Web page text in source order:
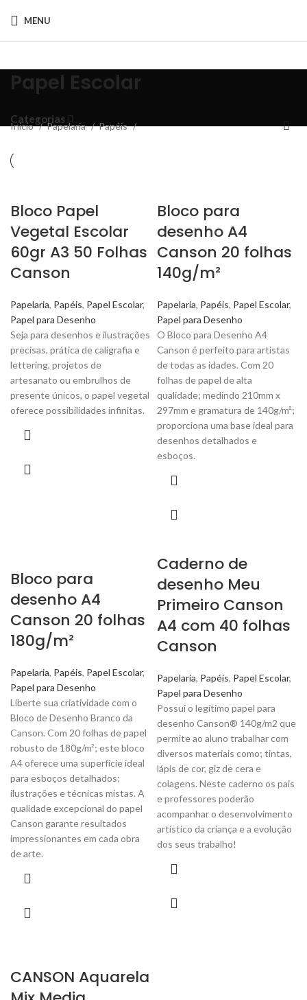
MENU
Papel Escolar
Categorias
Início Papelaria Papéis
Bloco Papel
Vegetal Escolar
60gr A3 50 Folhas
Canson
Papelaria, Papéis, Papel Escolar,
Papel para Desenho
Seja para desenhos e ilustrações
precisas, prática de caligrafia e
lettering, projetos de
artesanato ou embrulhos de
presente únicos, o papel vegetal
oferece possibilidades infinitas.
Bloco para
desenho A4
Canson 20 folhas
140g/m²
Papelaria, Papéis, Papel Escolar,
Papel para Desenho
O Bloco para Desenho A4
Canson é perfeito para artistas
de todas as idades. Com 20
folhas de papel de alta
qualidade; medindo 210mm x
297mm e gramatura de 140g/m²;
proporciona uma base ideal para
desenhos detalhados e
esboços.
Bloco para
desenho A4
Canson 20 folhas
180g/m²
Papelaria, Papéis, Papel Escolar,
Papel para Desenho
Liberte sua criatividade com o
Bloco de Desenho Branco da
Canson. Com 20 folhas de papel
robusto de 180g/m²; este bloco
A4 oferece uma superfície ideal
para esboços detalhados;
ilustrações e técnicas mistas. A
qualidade excepcional do papel
Canson garante resultados
impressionantes em cada obra
de arte.
Caderno de
desenho Meu
Primeiro Canson
A4 com 40 folhas
Canson
Papelaria, Papéis, Papel Escolar,
Papel para Desenho
Possui o legítimo papel para
desenho Canson® 140g/m2 que
permite ao aluno trabalhar com
diversos materiais como; tintas,
lápis de cor, giz de cera e
colagens. Neste caderno os pais
e professores poderão
acompanhar o desenvolvimento
artístico da criança e a evolução
dos seus trabalho!
CANSON Aquarela